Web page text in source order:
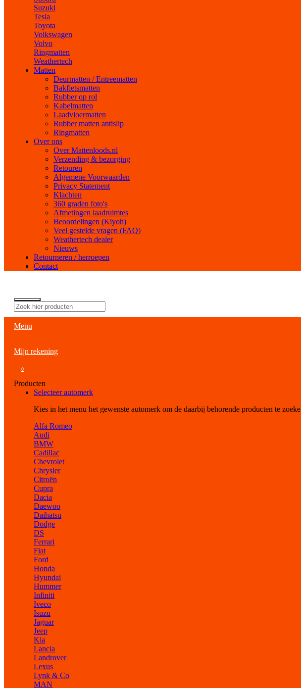
Suzuki
Tesla
Toyota
Volkswagen
Volvo
Ringmatten
Weathertech
Matten
Deurmatten / Entreematten
Bakfietsmatten
Rubber op rol
Kabelmatten
Laadvloermatten
Rubber matten antislip
Ringmatten
Over ons
Over Mattenloods.nl
Verzending & bezorging
Retouren
Algemene Voorwaarden
Privacy Statement
Klachten
360 graden foto's
Afmetingen laadruimtes
Beoordelingen (Kiyoh)
Veel gestelde vragen (FAQ)
Weathertech dealer
Nieuws
Retourneren / herroepen
Contact
Menu
Mijn rekening
0
Producten
Selecteer automerk
Kies in het menu het gewenste automerk om de daarbij behorende producten te
Alfa Romeo
Audi
BMW
Cadillac
Chevrolet
Chrysler
Citroën
Cupra
Dacia
Daewoo
Daihatsu
Dodge
DS
Ferrari
Fiat
Ford
Honda
Hyundai
Hummer
Infiniti
Iveco
Isuzu
Jaguar
Jeep
Kia
Lancia
Landrover
Lexus
Lynk & Co
MAN